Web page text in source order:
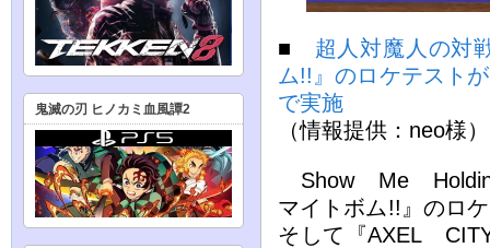
■ 超人対魔人の対
ム!!』のロケテスト
で実施
（情報提供：neo様）
Show Me
マイトボム!!』のロ
そして『AXEL
鬼滅の刃 ヒノカミ血風譚2